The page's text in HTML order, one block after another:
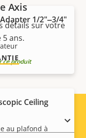
1/2"‒3/4"
ce produit
Ceiling
au plafond à
Axis
détails sur votre
ans.